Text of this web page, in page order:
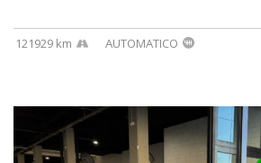
121929 km AUTOMATICO